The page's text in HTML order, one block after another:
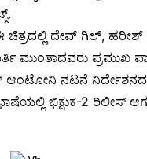
ದೇವ್ ಗಿಲ್,
ಮುಂತಾದವರು ಪ್ರಮುಖ
ನಟನೆ ನಿರ್ದೇಶನದ
ಭಿಕ್ಷುಕ-2 ರಿಲೀಸ್